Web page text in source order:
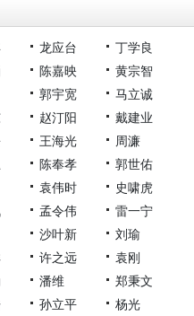
龙应台
丁学良
陈嘉映
黄宗智
郭宇宽
马立诚
赵汀阳
戴建业
王海光
周濂
陈奉孝
郭世佑
袁伟时
史啸虎
孟令伟
雷一宁
沙叶新
刘瑜
许之远
袁刚
潘维
郑秉文
孙立平 杨光